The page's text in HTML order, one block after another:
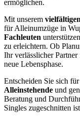
ermöglichen.
Mit unserem
für Alleinumzüge in
Fachleuten
zu erleichtern. Ob
Ihr verlässlicher
neue Lebensphase.
Entscheiden Sie sich
Alleinstehende und
Beratung und
Singles zugeschnitten